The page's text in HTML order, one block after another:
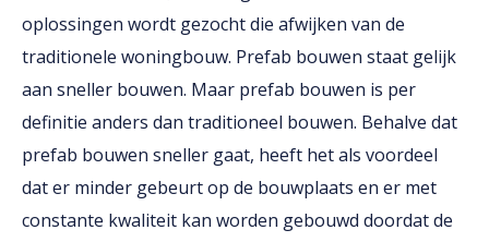
oplossingen wordt gezocht die afwijken van de
traditionele woningbouw. Prefab bouwen staat gelijk
aan sneller bouwen. Maar prefab bouwen is per
definitie anders dan traditioneel bouwen. Behalve dat
prefab bouwen sneller gaat, heeft het als voordeel
dat er minder gebeurt op de bouwplaats en er met
constante kwaliteit kan worden gebouwd doordat de